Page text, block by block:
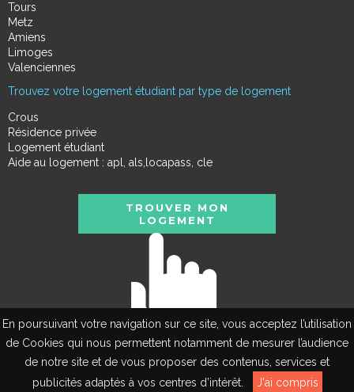
En poursuivant votre navigation sur ce site, vous acceptez l’utilisation
de Cookies qui nous permettent notamment de mesurer l’audience
de notre site et de vous proposer des contenus, services et
publicités adaptés à vos centres d’intérêt.
J'ai compris
Tours
Metz
Amiens
Limoges
Valenciennes
Trouvez votre logement étudiant par type de logement
Crous
Résidence privée
Logement étudiant
Aide au logement : apl, als,locapass, cle
TROUVER MON
LOGEMENT